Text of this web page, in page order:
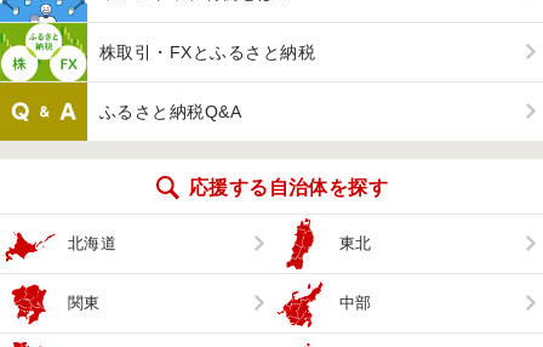
株取引・FXとふるさと納税
ふるさと納税Q&A
応援する自治体を探す
北海道 東北
関東 中部